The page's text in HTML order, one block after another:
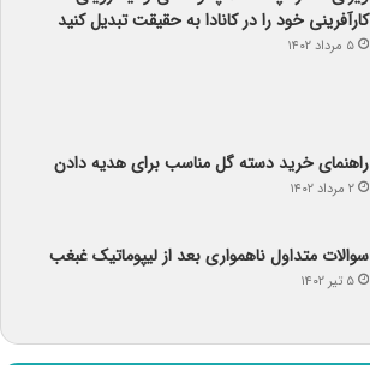
کارآفرینی خود را در کانادا به حقیقت تبدیل کنید
۵ مرداد ۱۴۰۲
راهنمای خرید دسته گل مناسب برای هدیه دادن
۲ مرداد ۱۴۰۲
سوالات متداول ناهمواری بعد از لیپوماتیک غبغب
۵ تیر ۱۴۰۲